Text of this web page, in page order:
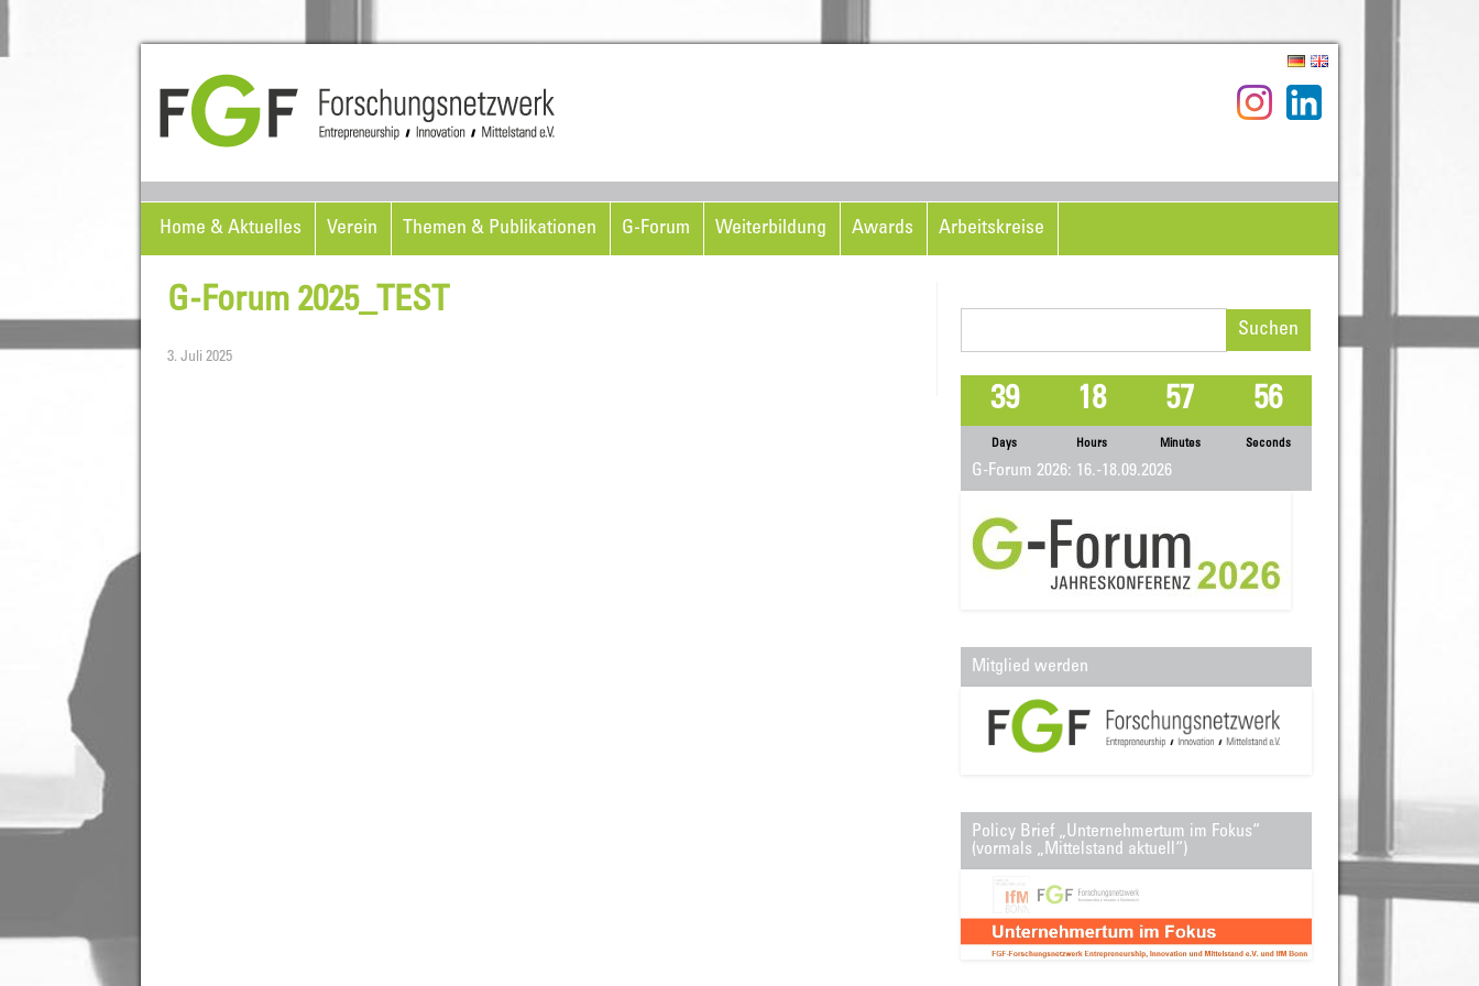
Home & Aktuelles Verein Themen & Publikationen G-Forum Weiterbildung Awards Arbeitskreise
G-Forum 2025_TEST
3. Juli 2025
39
Days
18
Hours
57
Minutes
56
Seconds
G-Forum 2026: 16.-18.09.2026
Mitglied werden
Policy Brief „Unternehmertum im Fokus“
(vormals „Mittelstand aktuell“)